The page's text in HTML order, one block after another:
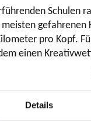
Details
Schulen
pro Kopf.
einen
rund ums
1.000 Euro, die
500 Euro.